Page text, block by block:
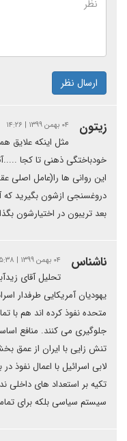
ارسال نظر
زیتون ۰۴ بهمن ۱۳۹۹ | ۱۴:۲۶
مثل اینکه علایق
خودباختگی ذهنی تا کجا
این روانی ها را(عامل اصلی
دروغسنجی ازشون بگیرید که
بعد تریبون در اختیارشون
ناشناس ۰۴ بهمن ۱۳۹۹ | ۱۵:۳۸
تحلیل آقای
یهودیان آمریکایی طرفدار
متحده نفوذ کرده اند هم با
جلوگیری می کنند. منافع
تنش زایی با ایران از عمق
تکیه بر استعداد های داخلی
سیستم سیاسی بلکه برای